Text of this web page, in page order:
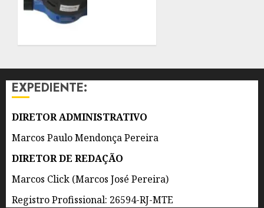
AGOSTO
AGOSTO
EXPEDIENTE:
DIRETOR ADMINISTRATIVO
Marcos Paulo Mendonça Pereira
DIRETOR DE REDAÇÃO
Marcos Click (Marcos José Pereira)
Registro Profissional: 26594-RJ-MTE